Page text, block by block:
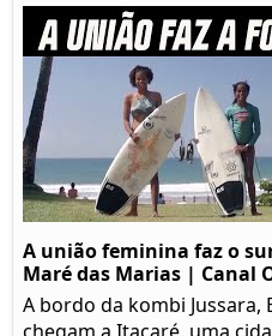
A união feminina faz o
Maré das Marias | Canal
A bordo da kombi Jussara,